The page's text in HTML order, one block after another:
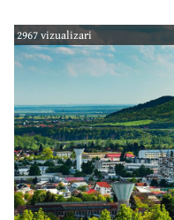
Național de Redresare și
situația pentru, unde
2967 vizualizari